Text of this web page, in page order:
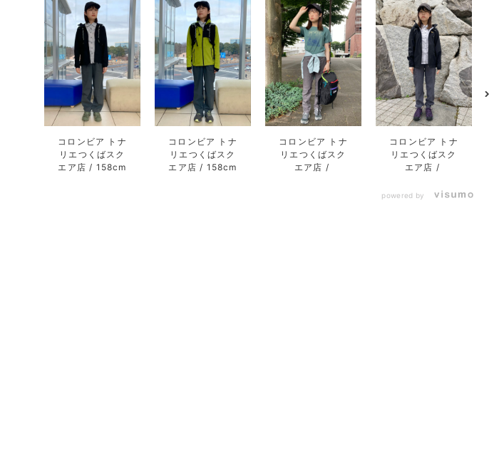
コロンビア トナ
リエつくばスク
エア店
158cm
コロンビア トナ
リエつくばスク
エア店
158cm
コロンビア トナ
リエつくばスク
エア店
コロンビア トナ
リエつくばスク
エア店
powered by